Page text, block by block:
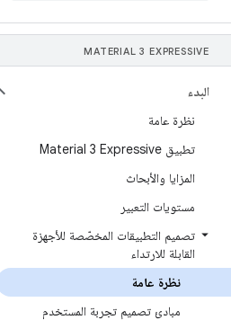
MATERIAL 3 EXPRESSIVE
البدء
نظرة عامة
تطبيق Material 3 Expressive
المزايا والأبحاث
مستويات التعبير
تصميم التطبيقات المخصّصة للأجهزة
القابلة للارتداء
نظرة عامة
مبادئ تصميم تجربة المستخدم